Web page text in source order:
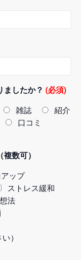
ましたか？ (必須)
雑誌
紹介
口コミ
数可）
ップ
ストレス緩和
法
）